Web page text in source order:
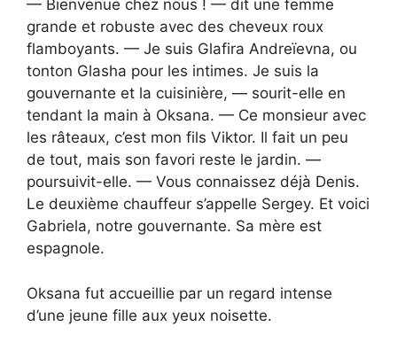
— Bienvenue chez nous ! — dit une femme
grande et robuste avec des cheveux roux
flamboyants. — Je suis Glafira Andreïevna, ou
tonton Glasha pour les intimes. Je suis la
gouvernante et la cuisinière, — sourit-elle en
tendant la main à Oksana. — Ce monsieur avec
les râteaux, c’est mon fils Viktor. Il fait un peu
de tout, mais son favori reste le jardin. —
poursuivit-elle. — Vous connaissez déjà Denis.
Le deuxième chauffeur s’appelle Sergey. Et voici
Gabriela, notre gouvernante. Sa mère est
espagnole.
Oksana fut accueillie par un regard intense
d’une jeune fille aux yeux noisette.